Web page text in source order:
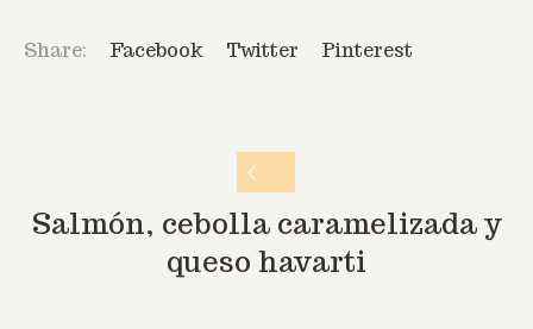
Share: Facebook Twitter Pinterest
Salmón, cebolla caramelizada y
queso havarti